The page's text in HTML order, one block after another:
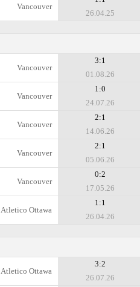
Vancouver
26.04.25
Vancouver
3:1
01.08.26
Vancouver
1:0
24.07.26
Vancouver
2:1
14.06.26
Vancouver
2:1
05.06.26
Vancouver
0:2
17.05.26
Atletico Ottawa
1:1
26.04.26
Atletico Ottawa
3:2
26.07.26